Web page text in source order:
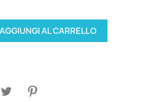
AGGIUNGI AL CARRELLO